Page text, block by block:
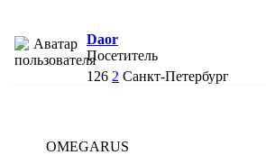
Daor
Посетитель
126 2 Санкт-Петербург
OMEGARUS